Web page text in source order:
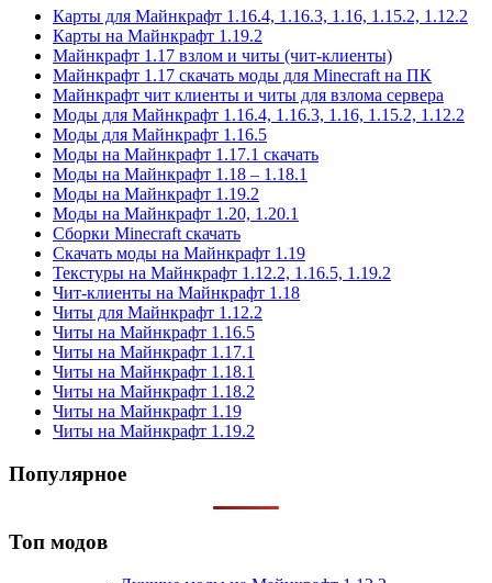
Карты для Майнкрафт 1.16.4, 1.16.3, 1.16, 1.15.2, 1.12.2
Карты на Майнкрафт 1.19.2
Майнкрафт 1.17 взлом и читы (чит-клиенты)
Майнкрафт 1.17 скачать моды для Minecraft на ПК
Майнкрафт чит клиенты и читы для взлома сервера
Моды для Майнкрафт 1.16.4, 1.16.3, 1.16, 1.15.2, 1.12.2
Моды для Майнкрафт 1.16.5
Моды на Майнкрафт 1.17.1 скачать
Моды на Майнкрафт 1.18 – 1.18.1
Моды на Майнкрафт 1.19.2
Моды на Майнкрафт 1.20, 1.20.1
Сборки Minecraft скачать
Скачать моды на Майнкрафт 1.19
Текстуры на Майнкрафт 1.12.2, 1.16.5, 1.19.2
Чит-клиенты на Майнкрафт 1.18
Читы для Майнкрафт 1.12.2
Читы на Майнкрафт 1.16.5
Читы на Майнкрафт 1.17.1
Читы на Майнкрафт 1.18.1
Читы на Майнкрафт 1.18.2
Читы на Майнкрафт 1.19
Читы на Майнкрафт 1.19.2
Популярное
Топ модов